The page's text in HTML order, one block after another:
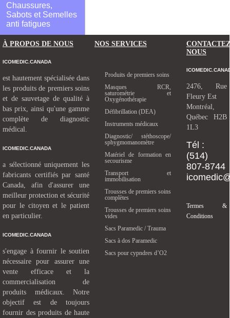
Chaussures,
Sabots et Semelles
anti fatigues
À PROPOS DE NOUS
ICOMEDIC.CANADA
est hautement spécialisée dans
les produits de premiers soins
et de sauvetage de qualité à
bas prix, ainsi qu'une gamme
complète de diagnostic
médical.
ICOMEDIC.CANADA
a sélectionné uniquement les
fabricants certifiés par santé
Canada, afin d'assurer une
meilleur protection et sécurité
pour le citoyen et le patient
en particulier.
ICOMEDIC.CANADA
s'engage à fournir le soutien
nécessaire pour assurer une
vente efficace et la
commercialisation de
produits médicaux. Notre
objectif est de toujours
fournir des produits de haute
NOS SERVICES
Produits de premiers soins
Masques RCR,
saturométrie et
Oxygénothérapie
Défibrillation (DEA)
Instruments médicaux
Diagnostic/ stéthoscope/
sphygmomanomètre
Matériel de formation en
secourisme
Transport et
immobilisation
Trousses de premiers soins
complètes
Trousses de premiers soins
vides
Sacs Paramedic / Trauma
Sacs à dos Paramedic
Sacs pour cypndres d’O2
CONTACTEZ
NOUS
2476, Rue
Fleury Est
Montréal,
Québec H2B
1L3
Tél :
(514)
807-8744
Termes &
Conditions